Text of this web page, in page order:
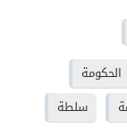
الحكومة
سلطة